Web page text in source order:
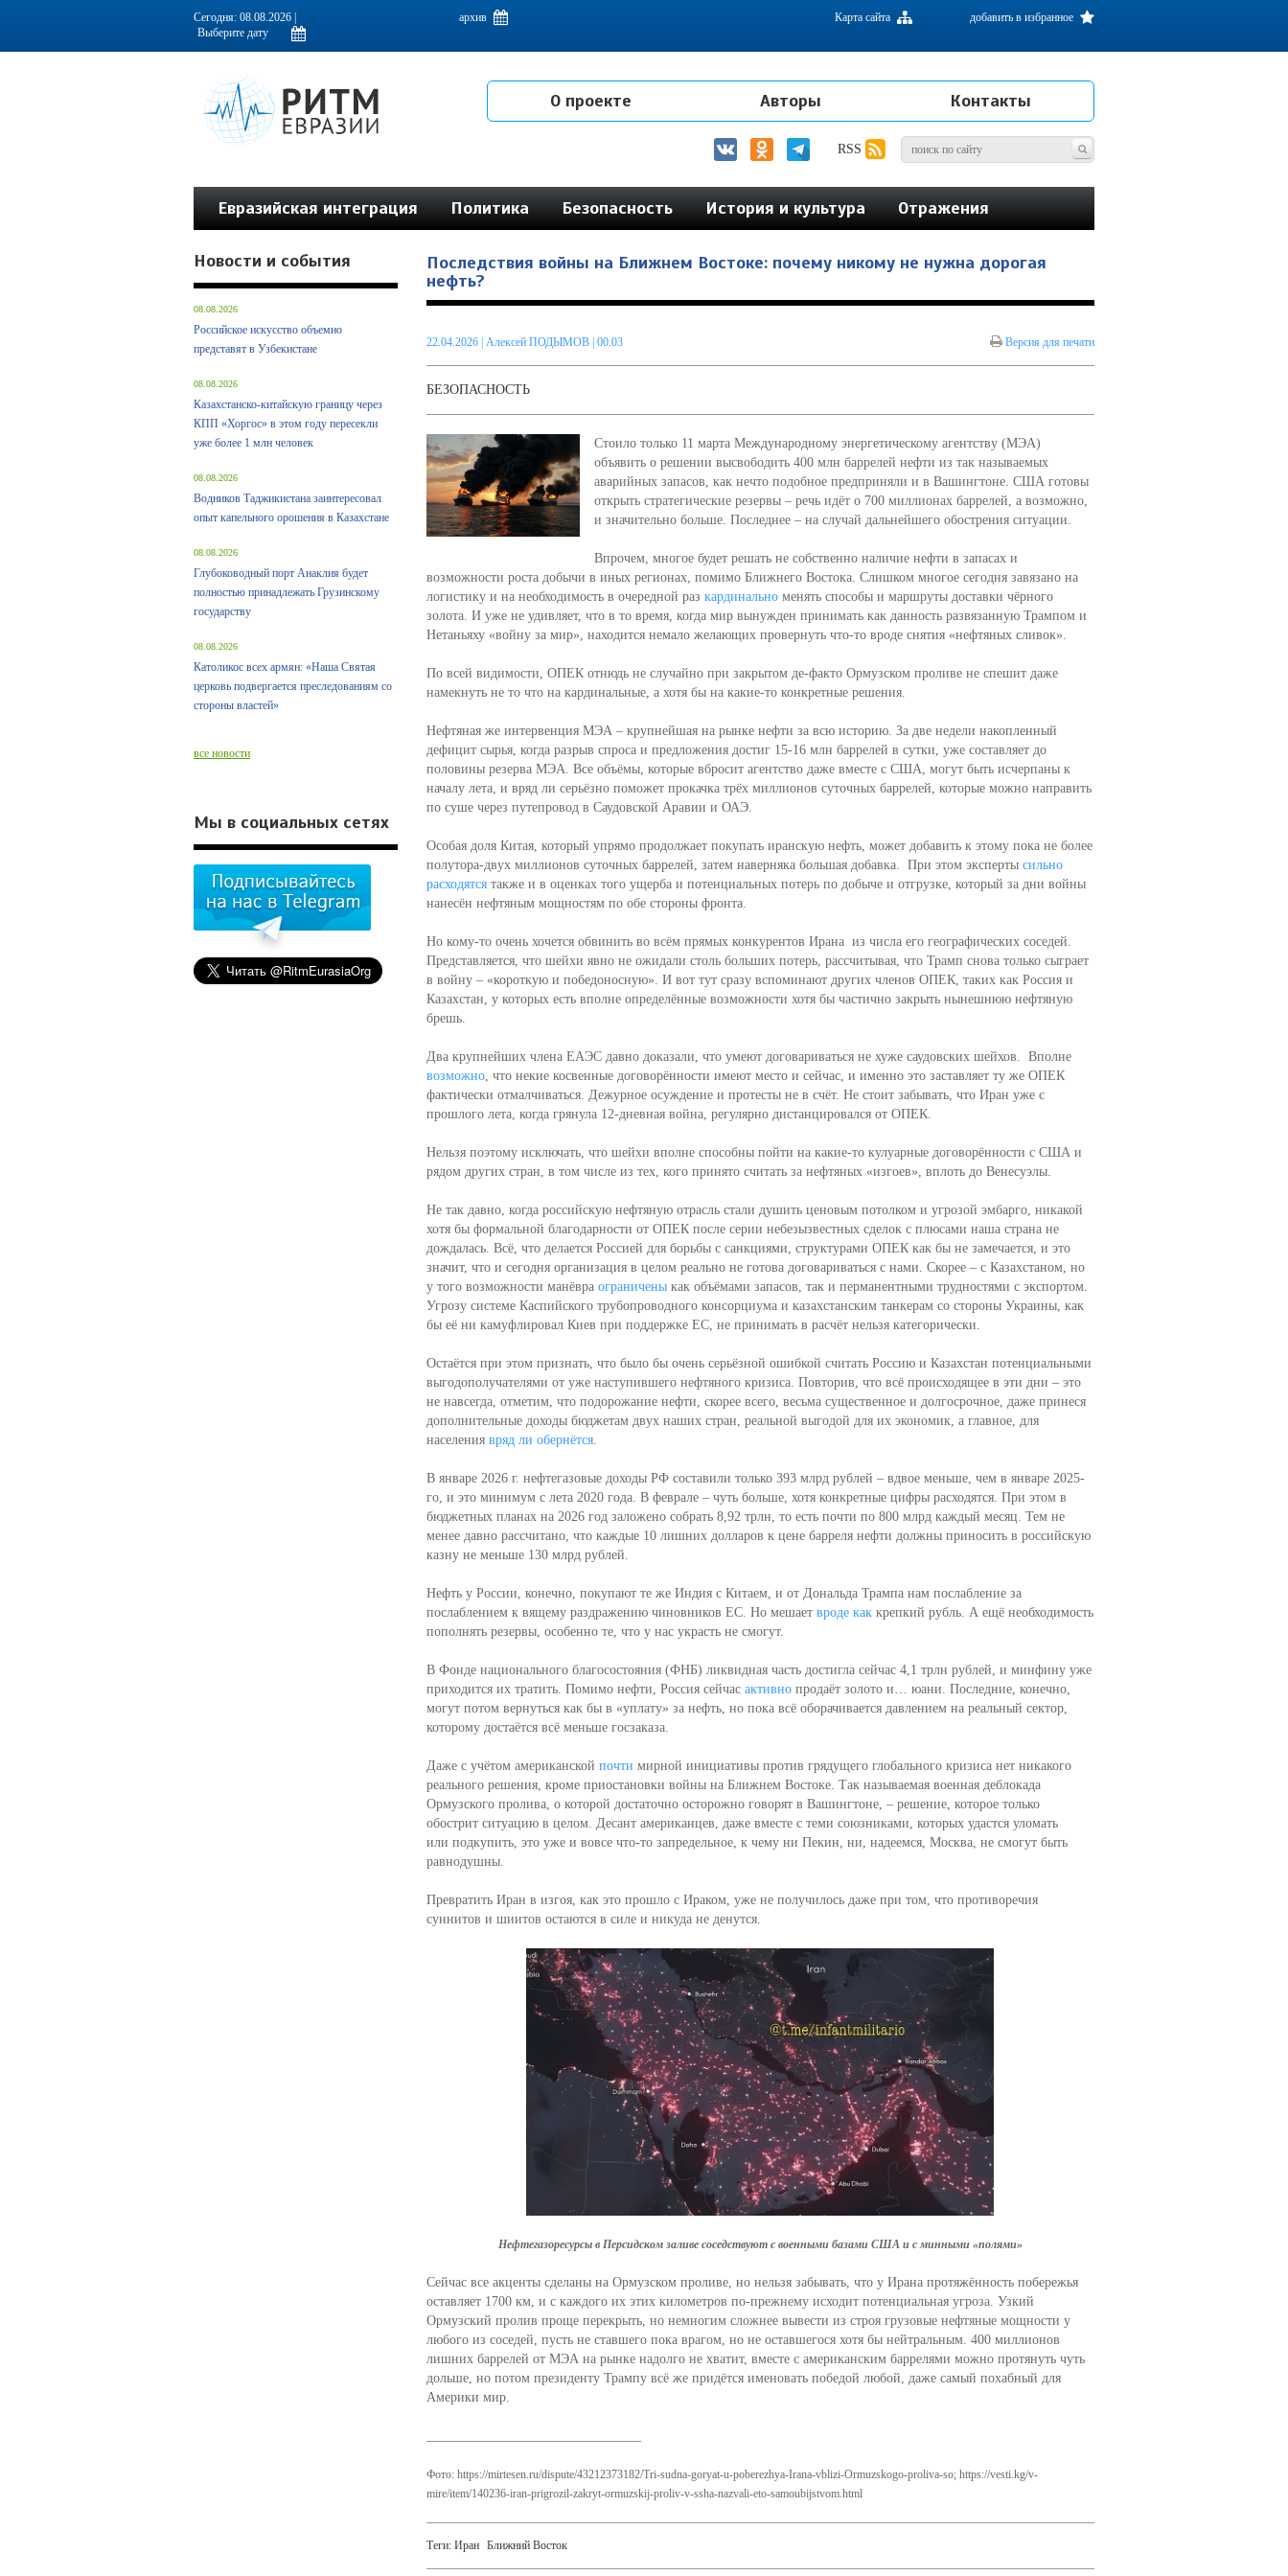
Информационно-аналитическое издание, посвященное актуальным проблемам интеграции на постсоветском пространстве
Сегодня: 08.08.2026 | архив добавить в избранное
Карта сайта
О проекте Авторы Контакты
RSS
Евразийская интеграция Политика Безопасность История и культура Отражения
Последствия войны на Ближнем Востоке: почему никому не нужна дорогая
нефть?
22.04.2026| Алексей ПОДЫМОВ| 00.03 Версия для печати
БЕЗОПАСНОСТЬ
Стоило только 11 марта Международному энергетическому агентству (МЭА)
объявить о решении высвободить 400 млн баррелей нефти из так называемых
аварийных запасов, как нечто подобное предприняли и в Вашингтоне. США готовы
открыть стратегические резервы – речь идёт о 700 миллионах баррелей, а возможно,
и значительно больше. Последнее – на случай дальнейшего обострения ситуации.
Впрочем, многое будет решать не собственно наличие нефти в запасах и
возможности роста добычи в иных регионах, помимо Ближнего Востока. Слишком многое сегодня завязано на
логистику и на необходимость в очередной раз кардинальноменять способы и маршруты доставки чёрного
золота. И уже не удивляет, что в то время, когда мир вынужден принимать как данность развязанную Трампом и
Нетаньяху «войну за мир», находится немало желающих провернуть что-то вроде снятия «нефтяных сливок».
По всей видимости, ОПЕК отнюдь не случайно при закрытом де-факто Ормузском проливе не спешит даже
намекнуть не то что на кардинальные, а хотя бы на какие-то конкретные решения.
Нефтяная же интервенция МЭА – крупнейшая на рынке нефти за всю историю. За две недели накопленный
дефицит сырья, когда разрыв спроса и предложения достиг 15-16 млн баррелей в сутки, уже составляет до
половины резерва МЭА. Все объёмы, которые вбросит агентство даже вместе с США, могут быть исчерпаны к
началу лета, и вряд ли серьёзно поможет прокачка трёх миллионов суточных баррелей, которые можно направить
по суше через путепровод в Саудовской Аравии и ОАЭ.
Особая доля Китая, который упрямо продолжает покупать иранскую нефть, может добавить к этому пока не более
полутора-двух миллионов суточных баррелей, затем наверняка большая добавка. При этом эксперты сильно
расходятсятакже и в оценках того ущерба и потенциальных потерь по добыче и отгрузке, который за дни войны
нанесён нефтяным мощностям по обе стороны фронта.
Но кому-то очень хочется обвинить во всём прямых конкурентов Ирана из числа его географических соседей.
Представляется, что шейхи явно не ожидали столь больших потерь, рассчитывая, что Трамп снова только сыграет
в войну – «короткую и победоносную». И вот тут сразу вспоминают других членов ОПЕК, таких как Россия и
Казахстан, у которых есть вполне определённые возможности хотя бы частично закрыть нынешнюю нефтяную
брешь.
Два крупнейших члена ЕАЭС давно доказали, что умеют договариваться не хуже саудовских шейхов. Вполне
возможно, что некие косвенные договорённости имеют место и сейчас, и именно это заставляет ту же ОПЕК
фактически отмалчиваться. Дежурное осуждение и протесты не в счёт. Не стоит забывать, что Иран уже с
прошлого лета, когда грянула 12-дневная война, регулярно дистанцировался от ОПЕК.
Нельзя поэтому исключать, что шейхи вполне способны пойти на какие-то кулуарные договорённости с США и
рядом других стран, в том числе из тех, кого принято считать за нефтяных «изгоев», вплоть до Венесуэлы.
Не так давно, когда российскую нефтяную отрасль стали душить ценовым потолком и угрозой эмбарго, никакой
хотя бы формальной благодарности от ОПЕК после серии небезызвестных сделок с плюсами наша страна не
дождалась. Всё, что делается Россией для борьбы с санкциями, структурами ОПЕК как бы не замечается, и это
значит, что и сегодня организация в целом реально не готова договариваться с нами. Скорее – с Казахстаном, но
у того возможности манёвра ограниченыкак объёмами запасов, так и перманентными трудностями с экспортом.
Угрозу системе Каспийского трубопроводного консорциума и казахстанским танкерам со стороны Украины, как
бы её ни камуфлировал Киев при поддержке ЕС, не принимать в расчёт нельзя категорически.
Остаётся при этом признать, что было бы очень серьёзной ошибкой считать Россию и Казахстан потенциальными
выгодополучателями от уже наступившего нефтяного кризиса. Повторив, что всё происходящее в эти дни – это
не навсегда, отметим, что подорожание нефти, скорее всего, весьма существенное и долгосрочное, даже принеся
дополнительные доходы бюджетам двух наших стран, реальной выгодой для их экономик, а главное, для
населения вряд ли обернётся.
В январе 2026 г. нефтегазовые доходы РФ составили только 393 млрд рублей – вдвое меньше, чем в январе 2025-
го, и это минимум с лета 2020 года. В феврале – чуть больше, хотя конкретные цифры расходятся. При этом в
бюджетных планах на 2026 год заложено собрать 8,92 трлн, то есть почти по 800 млрд каждый месяц. Тем не
менее давно рассчитано, что каждые 10 лишних долларов к цене барреля нефти должны приносить в российскую
казну не меньше 130 млрд рублей.
Нефть у России, конечно, покупают те же Индия с Китаем, и от Дональда Трампа нам послабление за
послаблением к вящему раздражению чиновников ЕС. Но мешает вроде каккрепкий рубль. А ещё необходимость
пополнять резервы, особенно те, что у нас украсть не смогут.
В Фонде национального благосостояния (ФНБ) ликвидная часть достигла сейчас 4,1 трлн рублей, и минфину уже
приходится их тратить. Помимо нефти, Россия сейчас активнопродаёт золото и… юани. Последние, конечно,
могут потом вернуться как бы в «уплату» за нефть, но пока всё оборачивается давлением на реальный сектор,
которому достаётся всё меньше госзаказа.
Даже с учётом американской почти мирной инициативы против грядущего глобального кризиса нет никакого
реального решения, кроме приостановки войны на Ближнем Востоке. Так называемая военная деблокада
Ормузского пролива, о которой достаточно осторожно говорят в Вашингтоне, – решение, которое только
обострит ситуацию в целом. Десант американцев, даже вместе с теми союзниками, которых удастся уломать
или подкупить, это уже и вовсе что-то запредельное, к чему ни Пекин, ни, надеемся, Москва, не смогут быть
равнодушны.
Превратить Иран в изгоя, как это прошло с Ираком, уже не получилось даже при том, что противоречия
суннитов и шиитов остаются в силе и никуда не денутся.
Нефтегазоресурсы в Персидском заливе соседствуют с военными базами США и с минными «полями»
Сейчас все акценты сделаны на Ормузском проливе, но нельзя забывать, что у Ирана протяжённость побережья
оставляет 1700 км, и с каждого их этих километров по-прежнему исходит потенциальная угроза. Узкий
Ормузский пролив проще перекрыть, но немногим сложнее вывести из строя грузовые нефтяные мощности у
любого из соседей, пусть не ставшего пока врагом, но не оставшегося хотя бы нейтральным. 400 миллионов
лишних баррелей от МЭА на рынке надолго не хватит, вместе с американским баррелями можно протянуть чуть
дольше, но потом президенту Трампу всё же придётся именовать победой любой, даже самый похабный для
Америки мир.
Фото: https://mirtesen.ru/dispute/43212373182/Tri-sudna-goryat-u-poberezhya-Irana-vblizi-Ormuzskogo-proliva-so; https://vesti.kg/v-
mire/item/140236-iran-prigrozil-zakryt-ormuzskij-proliv-v-ssha-nazvali-eto-samoubijstvom.html
Теги: Иран Ближний Восток
Новости и события
08.08.2026
Российское искусство объемно
представят в Узбекистане
08.08.2026
Казахстанско-китайскую границу через
КПП «Хоргос» в этом году пересекли
уже более 1 млн человек
08.08.2026
Водников Таджикистана заинтересовал
опыт капельного орошения в Казахстане
08.08.2026
Глубоководный порт Анаклия будет
полностью принадлежать Грузинскому
государству
08.08.2026
Католикос всех армян: «Наша Святая
церковь подвергается преследованиям со
стороны властей»
все новости
Мы в социальных сетях